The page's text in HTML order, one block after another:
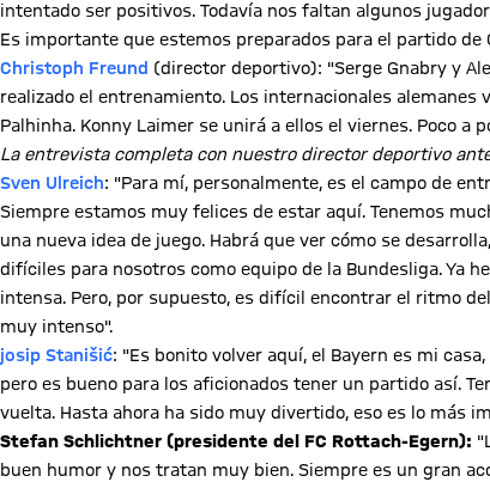
intentado ser positivos. Todavía nos faltan algunos
Es importante que estemos preparados para el partido de
Christoph Freund (director deportivo): "Serge Gnabry y
realizado el entrenamiento. Los internacionales
Palhinha. Konny Laimer se unirá a ellos el viernes. Poco
La entrevista completa con nuestro director deportivo
Reproducir vídeo
Sven Ulreich: "Para mí, personalmente, es el campo de
Siempre estamos muy felices de estar aquí. Tenemos
una nueva idea de juego. Habrá que ver cómo se
difíciles para nosotros como equipo de la Bundesliga. Ya
intensa. Pero, por supuesto, es difícil encontrar el ritmo
muy intenso".
josip Stanišić: "Es bonito volver aquí, el Bayern es mi
pero es bueno para los aficionados tener un partido así.
vuelta. Hasta ahora ha sido muy divertido, eso es lo más
Stefan Schlichtner (presidente del FC Rottach-Egern):
buen humor y nos tratan muy bien. Siempre es un gran